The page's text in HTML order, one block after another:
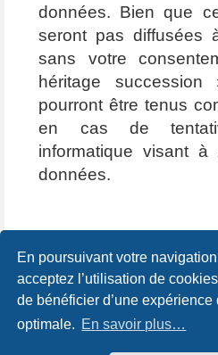
En poursuivant votre
acceptez l’utilisation de
de bénéficier d’une expérience
optimale. En savoir plus…
données. Bien que
seront pas diffusées
sans votre
héritage
pourront être tenus
en cas de
informatique visant à
données.
CONDITIONS
POLITIQUE DE